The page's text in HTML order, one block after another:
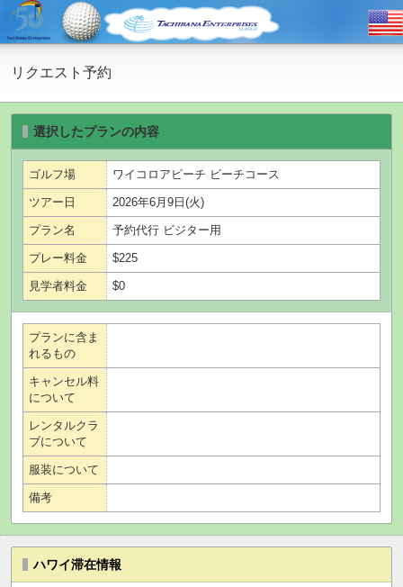
リクエスト予約
選択したプランの内容
ゴルフ場 ワイコロアビーチ ビーチコース
ツアー日 2026年6月9日(火)
プラン名 予約代行 ビジター用
プレー料金 $225
見学者料金 $0
プランに含ま
れるもの
キャンセル料
について
レンタルクラ
ブについて
服装について
備考
ハワイ滞在情報